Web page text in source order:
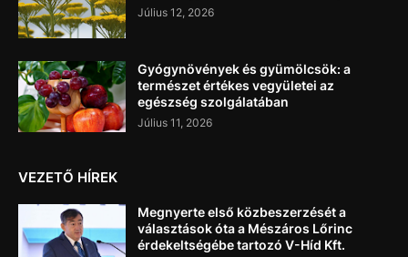
Július 12, 2026
Gyógynövények és gyümölcsök: a
természet értékes vegyületei az
egészség szolgálatában
Július 11, 2026
VEZETŐ HÍREK
Megnyerte első közbeszerzését a
választások óta a Mészáros Lőrinc
érdekeltségébe tartozó V-Híd Kft.